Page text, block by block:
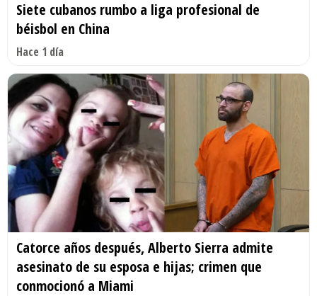
Siete cubanos rumbo a liga profesional de
béisbol en China
Hace 1 día
Catorce años después, Alberto Sierra admite
asesinato de su esposa e hijas; crimen que
conmocionó a Miami